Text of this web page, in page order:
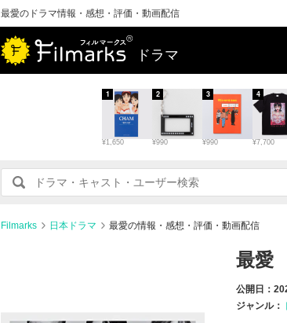
最愛のドラマ情報・感想・評価・動画配信
ドラマ
¥1,650
1
¥990
2
¥990
3
¥7,700
4
Filmarks 日本ドラマ 最愛の情報・感想・評価・動画配信
最愛
公開日：
ジャンル：